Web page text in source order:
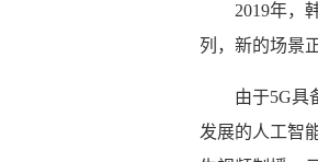
2019年，
列，新的场景
由于5G具
发展的人工智